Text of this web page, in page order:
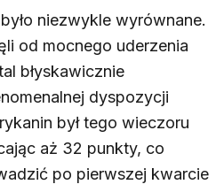
niezwykle wyrównane.
od mocnego uderzenia
błyskawicznie
dyspozycji
był tego wieczoru
aż 32 punkty, co
po pierwszej kwarcie